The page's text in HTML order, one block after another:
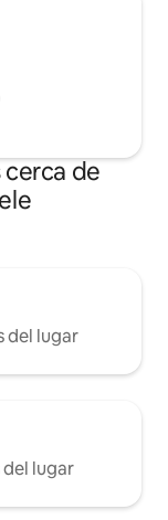
de
del lugar
lugar